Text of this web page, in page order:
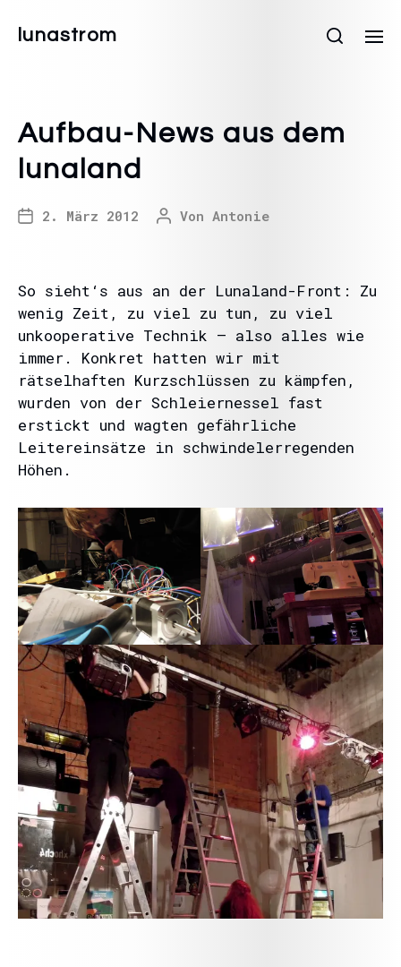
lunastrom
Aufbau-News aus dem
lunaland
2. März 2012 Von Antonie
So sieht‘s aus an der Lunaland-Front: Zu
wenig Zeit, zu viel zu tun, zu viel
unkooperative Technik – also alles wie
immer. Konkret hatten wir mit
rätselhaften Kurzschlüssen zu kämpfen,
wurden von der Schleiernessel fast
erstickt und wagten gefährliche
Leitereinsätze in schwindelerregenden
Höhen.